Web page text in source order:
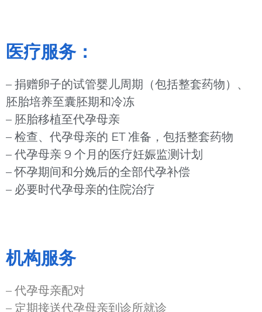
医疗服务：
– 捐赠卵子的试管婴儿周期（包括整套药物）、
胚胎培养至囊胚期和冷冻
– 胚胎移植至代孕母亲
– 检查、代孕母亲的 ET 准备，包括整套药物
– 代孕母亲 9 个月的医疗妊娠监测计划
– 怀孕期间和分娩后的全部代孕补偿
– 必要时代孕母亲的住院治疗
机构服务
– 代孕母亲配对
– 定期接送代孕母亲到诊所就诊